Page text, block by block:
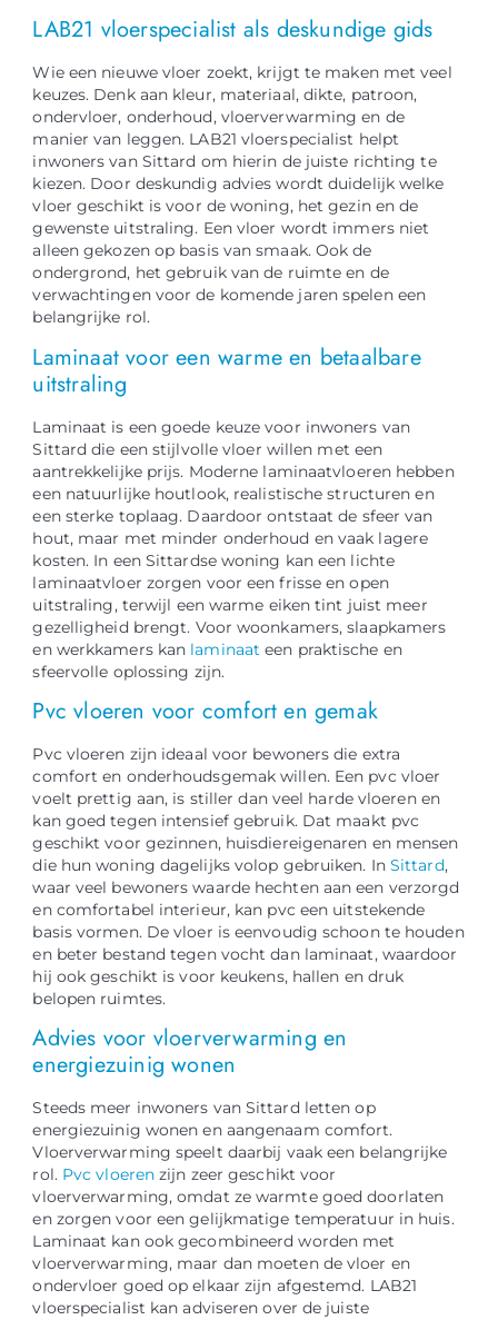
LAB21 vloerspecialist als deskundige gids
Wie een nieuwe vloer zoekt, krijgt te maken met veel
keuzes. Denk aan kleur, materiaal, dikte, patroon,
ondervloer, onderhoud, vloerverwarming en de
manier van leggen. LAB21 vloerspecialist helpt
inwoners van Sittard om hierin de juiste richting te
kiezen. Door deskundig advies wordt duidelijk welke
vloer geschikt is voor de woning, het gezin en de
gewenste uitstraling. Een vloer wordt immers niet
alleen gekozen op basis van smaak. Ook de
ondergrond, het gebruik van de ruimte en de
verwachtingen voor de komende jaren spelen een
belangrijke rol.
Laminaat voor een warme en betaalbare
uitstraling
Laminaat is een goede keuze voor inwoners van
Sittard die een stijlvolle vloer willen met een
aantrekkelijke prijs. Moderne laminaatvloeren hebben
een natuurlijke houtlook, realistische structuren en
een sterke toplaag. Daardoor ontstaat de sfeer van
hout, maar met minder onderhoud en vaak lagere
kosten. In een Sittardse woning kan een lichte
laminaatvloer zorgen voor een frisse en open
uitstraling, terwijl een warme eiken tint juist meer
gezelligheid brengt. Voor woonkamers, slaapkamers
en werkkamers kan laminaat een praktische en
sfeervolle oplossing zijn.
Pvc vloeren voor comfort en gemak
Pvc vloeren zijn ideaal voor bewoners die extra
comfort en onderhoudsgemak willen. Een pvc vloer
voelt prettig aan, is stiller dan veel harde vloeren en
kan goed tegen intensief gebruik. Dat maakt pvc
geschikt voor gezinnen, huisdiereigenaren en mensen
die hun woning dagelijks volop gebruiken. In Sittard,
waar veel bewoners waarde hechten aan een verzorgd
en comfortabel interieur, kan pvc een uitstekende
basis vormen. De vloer is eenvoudig schoon te houden
en beter bestand tegen vocht dan laminaat, waardoor
hij ook geschikt is voor keukens, hallen en druk
belopen ruimtes.
Advies voor vloerverwarming en
energiezuinig wonen
Steeds meer inwoners van Sittard letten op
energiezuinig wonen en aangenaam comfort.
Vloerverwarming speelt daarbij vaak een belangrijke
rol. Pvc vloeren zijn zeer geschikt voor
vloerverwarming, omdat ze warmte goed doorlaten
en zorgen voor een gelijkmatige temperatuur in huis.
Laminaat kan ook gecombineerd worden met
vloerverwarming, maar dan moeten de vloer en
ondervloer goed op elkaar zijn afgestemd. LAB21
vloerspecialist kan adviseren over de juiste